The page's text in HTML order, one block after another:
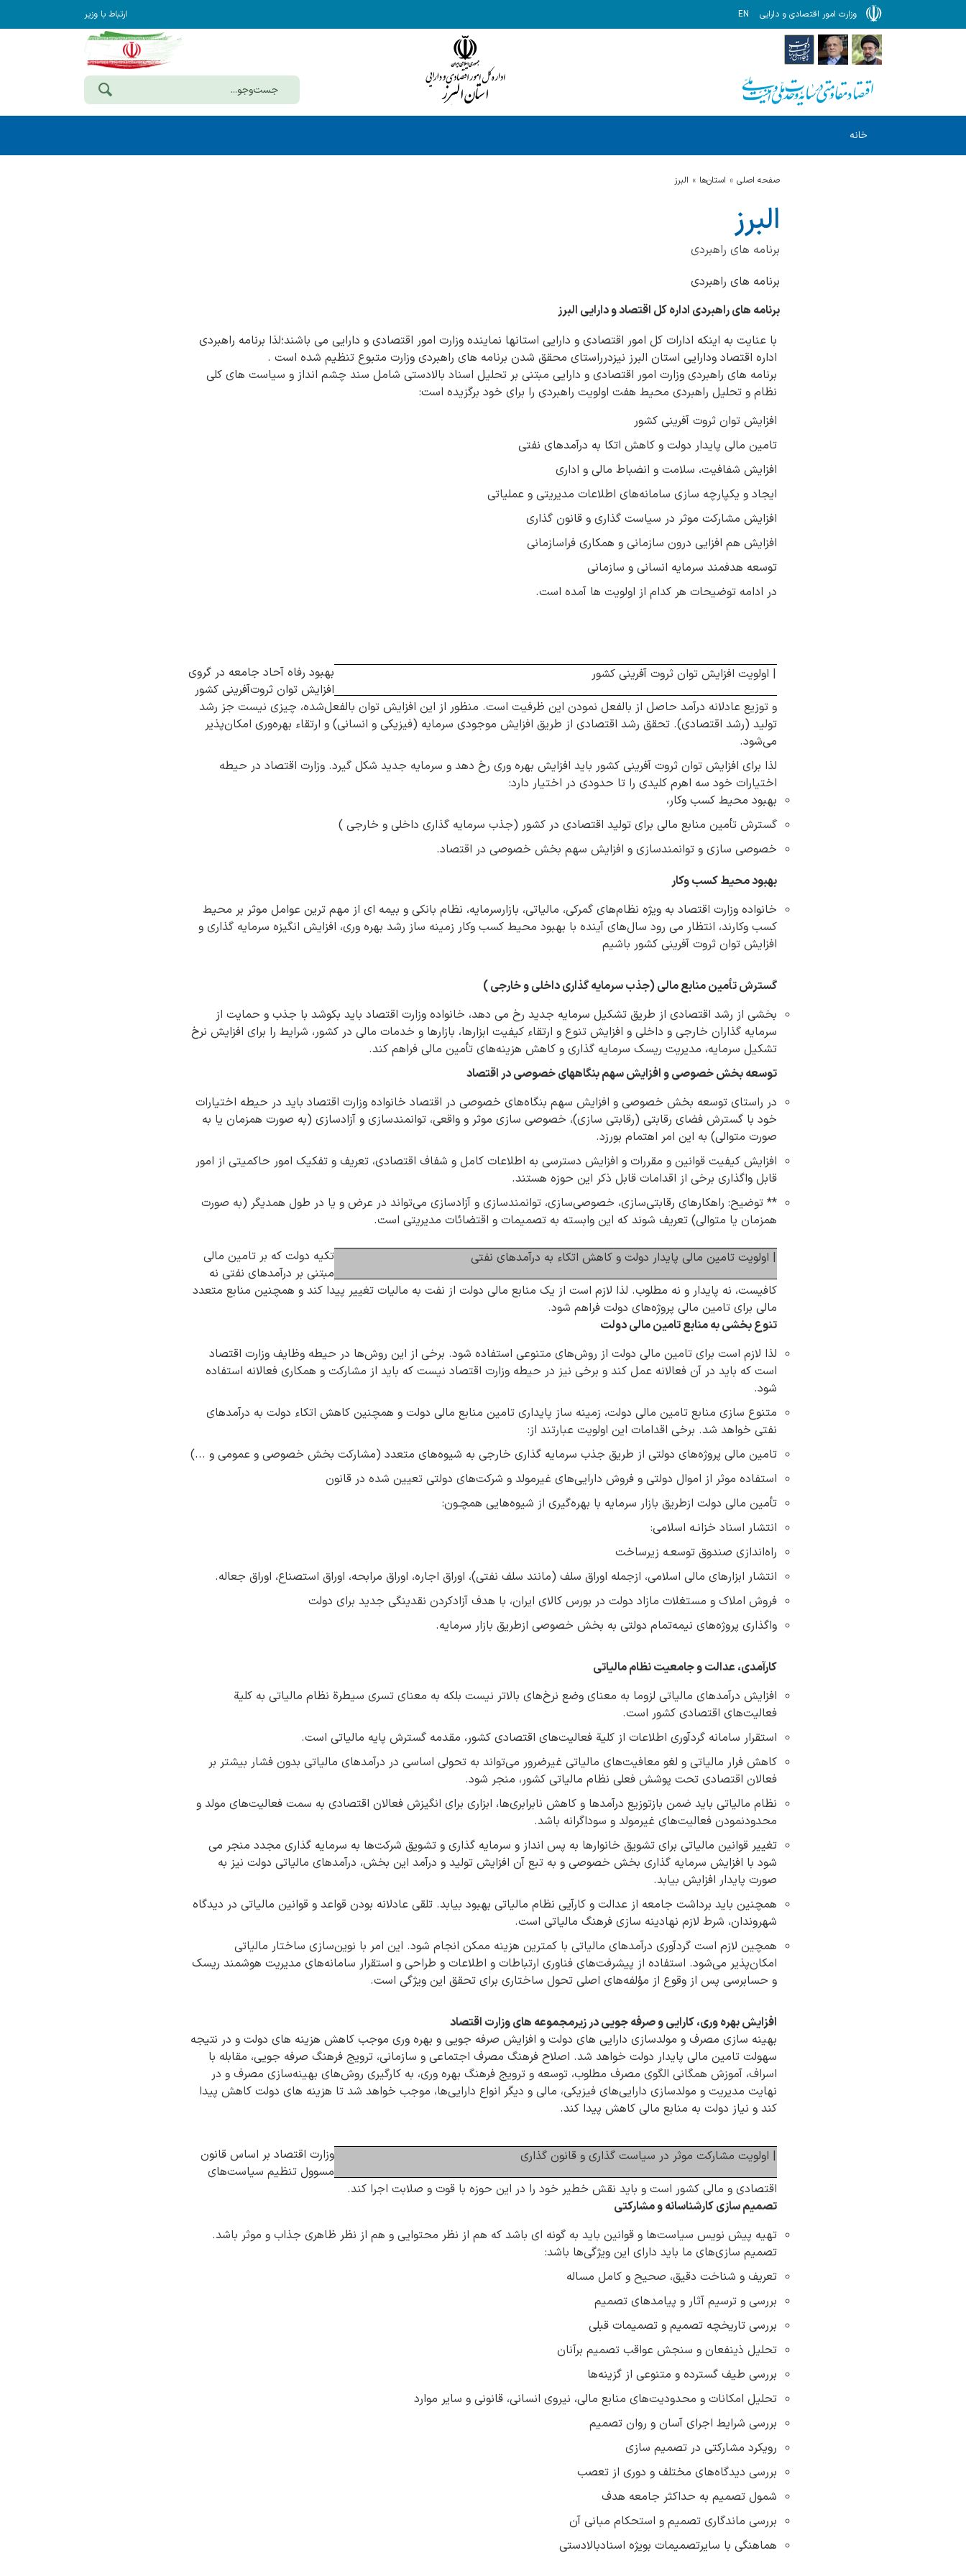
وزارت امور اقتصادی و دارایی EN ارتباط با وزیر
خانه
صفحه اصلی استان‌ها البرز
البرز
برنامه های راهبردی
برنامه های راهبردی
برنامه های راهبردی اداره کل اقتصاد و دارایی البرز
با عنایت به اینکه ادارات کل امور اقتصادی و دارایی استانها نماینده وزارت امور اقتصادی و دارایی می باشند؛لذا برنامه راهبردی
اداره اقتصاد ودارایی استان البرز نیزدرراستای محقق شدن برنامه های راهبردی وزارت متبوع تنظیم شده است .
برنامه های راهبردی وزارت امور اقتصادی و دارایی مبتنی بر تحلیل اسناد بالادستی شامل سند چشم انداز و سیاست های کلی
نظام و تحلیل راهبردی محیط هفت اولویت راهبردی را برای خود برگزیده است:
افزایش توان ثروت آفرینی کشور
تامین مالی پایدار دولت و کاهش اتکا به درآمدهای نفتی
افزایش شفافیت، سلامت و انضباط مالی و اداری
ایجاد و یکپارچه سازی سامانه‌های اطلاعات مدیریتی و عملیاتی
افزایش مشارکت موثر در سیاست گذاری و قانون گذاری
افزایش هم افزایی درون سازمانی و همکاری فراسازمانی
توسعه هدفمند سرمایه انسانی و سازمانی
در ادامه توضیحات هر کدام از اولویت ها آمده است.
| اولویت افزایش توان ثروت آفرینی کشور
بهبود رفاه آحاد جامعه در گروی
افزایش توان ثروت‌آفرینی کشور
و توزیع عادلانه درآمد حاصل از بالفعل نمودن این ظرفیت است. منظور از این افزایش توان بالفعل‌شده، چیزی نیست جز رشد
تولید (رشد اقتصادی). تحقق رشد اقتصادی از طریق افزایش موجودی سرمایه (فیزیکی و انسانی) و ارتقاء بهره‌وری امکان‌پذیر
می‌شود.
لذا برای افزایش توان ثروت آفرینی کشور باید افزایش بهره وری رخ دهد و سرمایه جدید شکل گیرد. وزارت اقتصاد در حیطه
اختیارات خود سه اهرم کلیدی را تا حدودی در اختیار دارد:
بهبود محیط کسب وکار،
گسترش تأمین منابع مالی برای تولید اقتصادی در کشور (جذب سرمایه گذاری داخلی و خارجی )
خصوصی سازی و توانمندسازی و افزایش سهم بخش خصوصی در اقتصاد.
بهبود محیط کسب وکار
خانواده وزارت اقتصاد به ویژه نظام‌های گمرکی، مالیاتی، بازارسرمایه، نظام بانکی و بیمه ای از مهم ترین عوامل موثر بر محیط
کسب وکارند، انتظار می رود سال‌های آینده با بهبود محیط کسب وکار زمینه ساز رشد بهره وری، افزایش انگیزه سرمایه گذاری و
افزایش توان ثروت آفرینی کشور باشیم
گسترش تأمین منابع مالی (جذب سرمایه گذاری داخلی و خارجی )
بخشی از رشد اقتصادی از طریق تشکیل سرمایه جدید رخ می دهد، خانواده وزارت اقتصاد باید بکوشد با جذب و حمایت از
سرمایه گذاران خارجی و داخلی و افزایش تنوع و ارتقاء کیفیت ابزارها، بازارها و خدمات مالی در کشور، شرایط را برای افزایش نرخ
تشکیل سرمایه، مدیریت ریسک سرمایه گذاری و کاهش هزینه‌های تأمین مالی فراهم کند.
توسعه بخش خصوصی و افزایش سهم بنگاههای خصوصی در اقتصاد
در راستای توسعه بخش خصوصی و افزایش سهم بنگاه‌های خصوصی در اقتصاد خانواده وزارت اقتصاد باید در حیطه اختیارات
خود با گسترش فضای رقابتی (رقابتی سازی)، خصوصی سازی موثر و واقعی، توانمندسازی و آزادسازی (به صورت همزمان یا به
صورت متوالی) به این امر اهتمام بورزد.
افزایش کیفیت قوانین و مقررات و افزایش دسترسی به اطلاعات کامل و شفاف اقتصادی، تعریف و تفکیک امور حاکمیتی از امور
قابل واگذاری برخی از اقدامات قابل ذکر این حوزه هستند.
** توضیح: راهکارهای رقابتی‌سازی، خصوصی‌سازی، توانمندسازی و آزادسازی می‌تواند در عرض و یا در طول همدیگر (به صورت
همزمان یا متوالی) تعریف شوند که این وابسته به تصمیمات و اقتضائات مدیریتی است.
| اولویت تامین مالی پایدار دولت و کاهش اتکاء به درآمدهای نفتی
تکیه دولت که بر تامین مالی
مبتنی بر درآمدهای نفتی نه
کافیست، نه پایدار و نه مطلوب. لذا لازم است از یک منابع مالی دولت از نفت به مالیات تغییر پیدا کند و همچنین منابع متعدد
مالی برای تامین مالی پروژه‌های دولت فراهم شود.
تنوع بخشی به منابع تامین مالی دولت
لذا لازم است برای تامین مالی دولت از روش‌های متنوعی استفاده شود. برخی از این روش‌ها در حیطه وظایف وزارت اقتصاد
است که باید در آن فعالانه عمل کند و برخی نیز در حیطه وزارت اقتصاد نیست که باید از مشارکت و همکاری فعالانه استفاده
شود.
متنوع سازی منابع تامین مالی دولت، زمینه ساز پایداری تامین منابع مالی دولت و همچنین کاهش اتکاء دولت به درآمدهای
نفتی خواهد شد. برخی اقدامات این اولویت عبارتند از:
تامین مالی پروژه‌های دولتی از طریق جذب سرمایه گذاری خارجی به شیوه‌های متعدد (مشارکت بخش خصوصی و عمومی و ...)
استفاده موثر از اموال دولتی و فروش دارایی‌های غیرمولد و شرکت‌های دولتی تعیین شده در قانون
تأمین مالی دولت ازطریق بازار سرمایه با بهره‌گیری از شیوه‌هایی همچـون:
انتشار اسناد خزانـه اسلامی:
راه‌اندازی صندوق توسعـه زیرساخت
انتشار ابزارهای مالی اسلامی، ازجمله اوراق سلف (مانند سلف نفتی)، اوراق اجاره، اوراق مرابحه، اوراق استصناع، اوراق جعاله.
فروش املاک و مستغلات مازاد دولت در بورس کالای ایران، با هدف آزادکردن نقدینگی جدید برای دولت
واگذاری پروژه‌های نیمه‌تمام دولتی به بخش خصوصی ازطریق بازار سرمایه.
کارآمدی، عدالت و جامعیت نظام مالیاتی
افزایش درآمدهای مالیاتی لزوما به معنای وضع نرخ‌های بالاتر نیست بلکه به معنای تسری سیطرة نظام مالیاتی به کلیة
فعالیت‌های اقتصادی کشور است.
استقرار سامانه گردآوری اطلاعات از کلیة فعالیت‌های اقتصادی کشور، مقدمه گسترش پایه مالیاتی است.
کاهش فرار مالیاتی و لغو معافیت‌های مالیاتی غیرضرور می‌تواند به تحولی اساسی در درآمدهای مالیاتی بدون فشار بیشتر بر
فعالان اقتصادی تحت پوشش فعلی نظام مالیاتی کشور، منجر شود.
نظام مالیاتی باید ضمن بازتوزیع درآمدها و کاهش نابرابری‌ها، ابزاری برای انگیزش فعالان اقتصادی به سمت فعالیت‌های مولد و
محدودنمودن فعالیت‌های غیرمولد و سوداگرانه باشد.
تغییر قوانین مالیاتی برای تشویق خانوارها به پس انداز و سرمایه گذاری و تشویق شرکت‌ها به سرمایه گذاری مجدد منجر می
شود با افزایش سرمایه گذاری بخش خصوصی و به تبع آن افزایش تولید و درآمد این بخش، درآمدهای مالیاتی دولت نیز به
صورت پایدار افزایش بیابد.
همچنین باید برداشت جامعه از عدالت و کارآیی نظام مالیاتی بهبود بیابد. تلقی عادلانه بودن قواعد و قوانین مالیاتی در دیدگاه
شهروندان، شرط لازم نهادینه سازی فرهنگ مالیاتی است.
همچین لازم است گردآوری درآمدهای مالیاتی با کمترین هزینه ممکن انجام شود. این امر با نوین‌سازی ساختار مالیاتی
امکان‌پذیر می‌شود. استفاده از پیشرفت‌های فناوری ارتباطات و اطلاعات و طراحی و استقرار سامانه‌های مدیریت هوشمند ریسک
و حسابرسی پس از وقوع از مؤلفه‌های اصلی تحول ساختاری برای تحقق این ویژگی است.
افزایش بهره وری، کارایی و صرفه جویی در زیرمجموعه های وزارت اقتصاد
بهینه سازی مصرف و مولدسازی دارایی های دولت و افزایش صرفه جویی و بهره وری موجب کاهش هزینه های دولت و در نتیجه
سهولت تامین مالی پایدار دولت خواهد شد. اصلاح فرهنگ مصرف اجتماعی و سازمانی، ترویج فرهنگ صرفه جویی، مقابله با
اسراف، آموزش همگانی الگوی مصرف مطلوب، توسعه و ترویج فرهنگ بهره وری، به کارگیری روش‌های بهینه‌سازی مصرف و در
نهایت مدیریت و مولدسازی دارایی‌های فیزیکی، مالی و دیگر انواع دارایی‌ها، موجب خواهد شد تا هزینه های دولت کاهش پیدا
کند و نیاز دولت به منابع مالی کاهش پیدا کند.
| اولویت مشارکت موثر در سیاست گذاری و قانون گذاری
وزارت اقتصاد بر اساس قانون
مسوول تنظیم سیاست‌های
اقتصادی و مالی کشور است و باید نقش خطیر خود را در این حوزه با قوت و صلابت اجرا کند.
تصمیم سازی کارشناسانه و مشارکتی
تهیه پیش نویس سیاست‌ها و قوانین باید به گونه ای باشد که هم از نظر محتوایی و هم از نظر ظاهری جذاب و موثر باشد.
تصمیم سازی‌های ما باید دارای این ویژگی‌ها باشد:
تعریف و شناخت دقیق، صحیح و کامل مساله
بررسی و ترسیم آثار و پیامدهای تصمیم
بررسی تاریخچه تصمیم و تصمیمات قبلی
تحلیل ذینفعان و سنجش عواقب تصمیم برآنان
بررسی طیف گسترده و متنوعی از گزینه‌ها
تحلیل امکانات و محدودیت‌های منابع مالی، نیروی انسانی، قانونی و سایر موارد
بررسی شرایط اجرای آسان و روان تصمیم
رویکرد مشارکتی در تصمیم سازی
بررسی دیدگاه‌های مختلف و دوری از تعصب
شمول تصمیم به حداکثر جامعه هدف
بررسی ماندگاری تصمیم و استحکام مبانی آن
هماهنگی با سایرتصمیمات بویژه اسنادبالادستی